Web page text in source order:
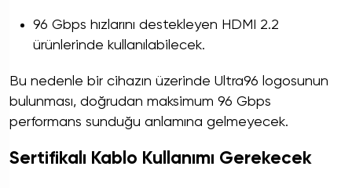
96 Gbps hızlarını destekleyen HDMI 2.2
ürünlerinde kullanılabilecek.
Bu nedenle bir cihazın üzerinde Ultra96 logosunun
bulunması, doğrudan maksimum 96 Gbps
performans sunduğu anlamına gelmeyecek.
Sertifikalı Kablo Kullanımı Gerekecek